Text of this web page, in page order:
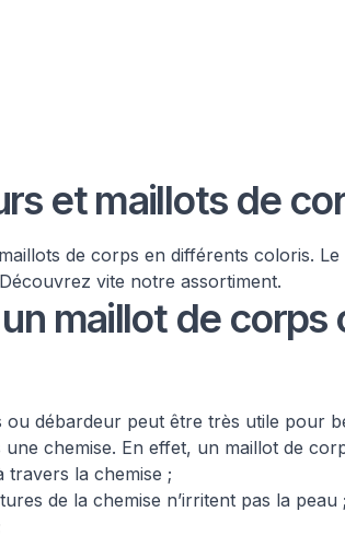
et maillots de
de corps en différents coloris.
vite notre assortiment.
maillot de corps
débardeur peut être très utile pour
chemise. En effet, un maillot de
travers la chemise ;
de la chemise n’irritent pas la peau